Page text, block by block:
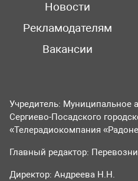
Новости
Рекламодателям
Вакансии
Учредитель: Муниципальное
Сергиево-Посадского
«Телерадиокомпания
Главный редактор:
Директор: Андреева Н.Н.